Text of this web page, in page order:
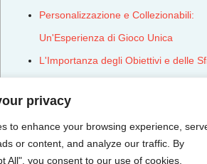
privacy
to enhance your browsing experience,
or content, and analyze our traffic. By
All", you consent to our use of cookies.
Personalizzazione e Collezionabili:
Un'Esperienza di Gioco Unica
L'Importanza degli Obiettivi e delle
Versioni a Chicken Road 2
Le Potenzialità Future: Innovazione e
Nuove Sfide per Chicken Road 2